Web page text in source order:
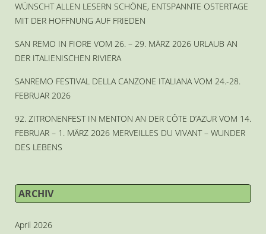
WÜNSCHT ALLEN LESERN SCHÖNE, ENTSPANNTE OSTERTAGE
MIT DER HOFFNUNG AUF FRIEDEN
SAN REMO IN FIORE VOM 26. – 29. MÄRZ 2026 URLAUB AN
DER ITALIENISCHEN RIVIERA
SANREMO FESTIVAL DELLA CANZONE ITALIANA VOM 24.-28.
FEBRUAR 2026
92. ZITRONENFEST IN MENTON AN DER CÔTE D’AZUR VOM 14.
FEBRUAR – 1. MÄRZ 2026 MERVEILLES DU VIVANT – WUNDER
DES LEBENS
ARCHIV
April 2026